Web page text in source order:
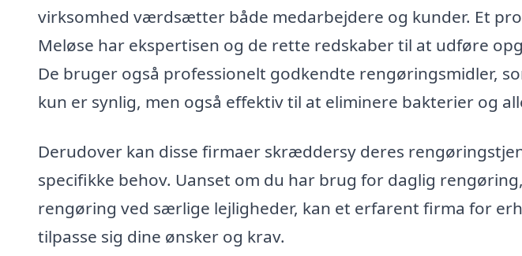
virksomhed værdsætter både medarbejdere og kunder. Et
Meløse har ekspertisen og de rette redskaber til at udføre
De bruger også professionelt godkendte rengøringsmidler,
kun er synlig, men også effektiv til at eliminere bakterier og
Derudover kan disse firmaer skræddersy deres
specifikke behov. Uanset om du har brug for daglig
rengøring ved særlige lejligheder, kan et erfarent firma for
tilpasse sig dine ønsker og krav.